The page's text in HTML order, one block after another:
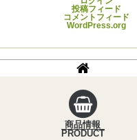
投稿フィード
コメントフィード
WordPress.org
商品情報
PRODUCT